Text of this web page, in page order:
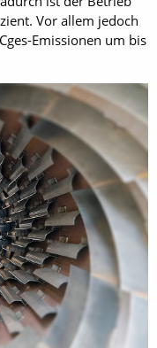
Vor allem jedoch
Emissionen um bis